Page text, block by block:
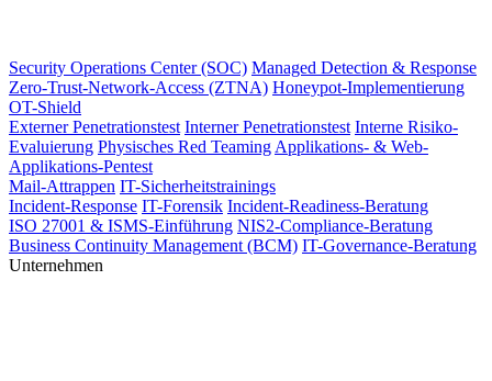
Security Operations Center (SOC) Managed Detection & Response
Zero-Trust-Network-Access (ZTNA) Honeypot-Implementierung
OT-Shield
Externer Penetrationstest Interner Penetrationstest Interne Risiko-
Evaluierung Physisches Red Teaming Applikations- & Web-
Applikations-Pentest
Mail-Attrappen IT-Sicherheitstrainings
Incident-Response IT-Forensik Incident-Readiness-Beratung
ISO 27001 & ISMS-Einführung NIS2-Compliance-Beratung
Business Continuity Management (BCM) IT-Governance-Beratung
Unternehmen